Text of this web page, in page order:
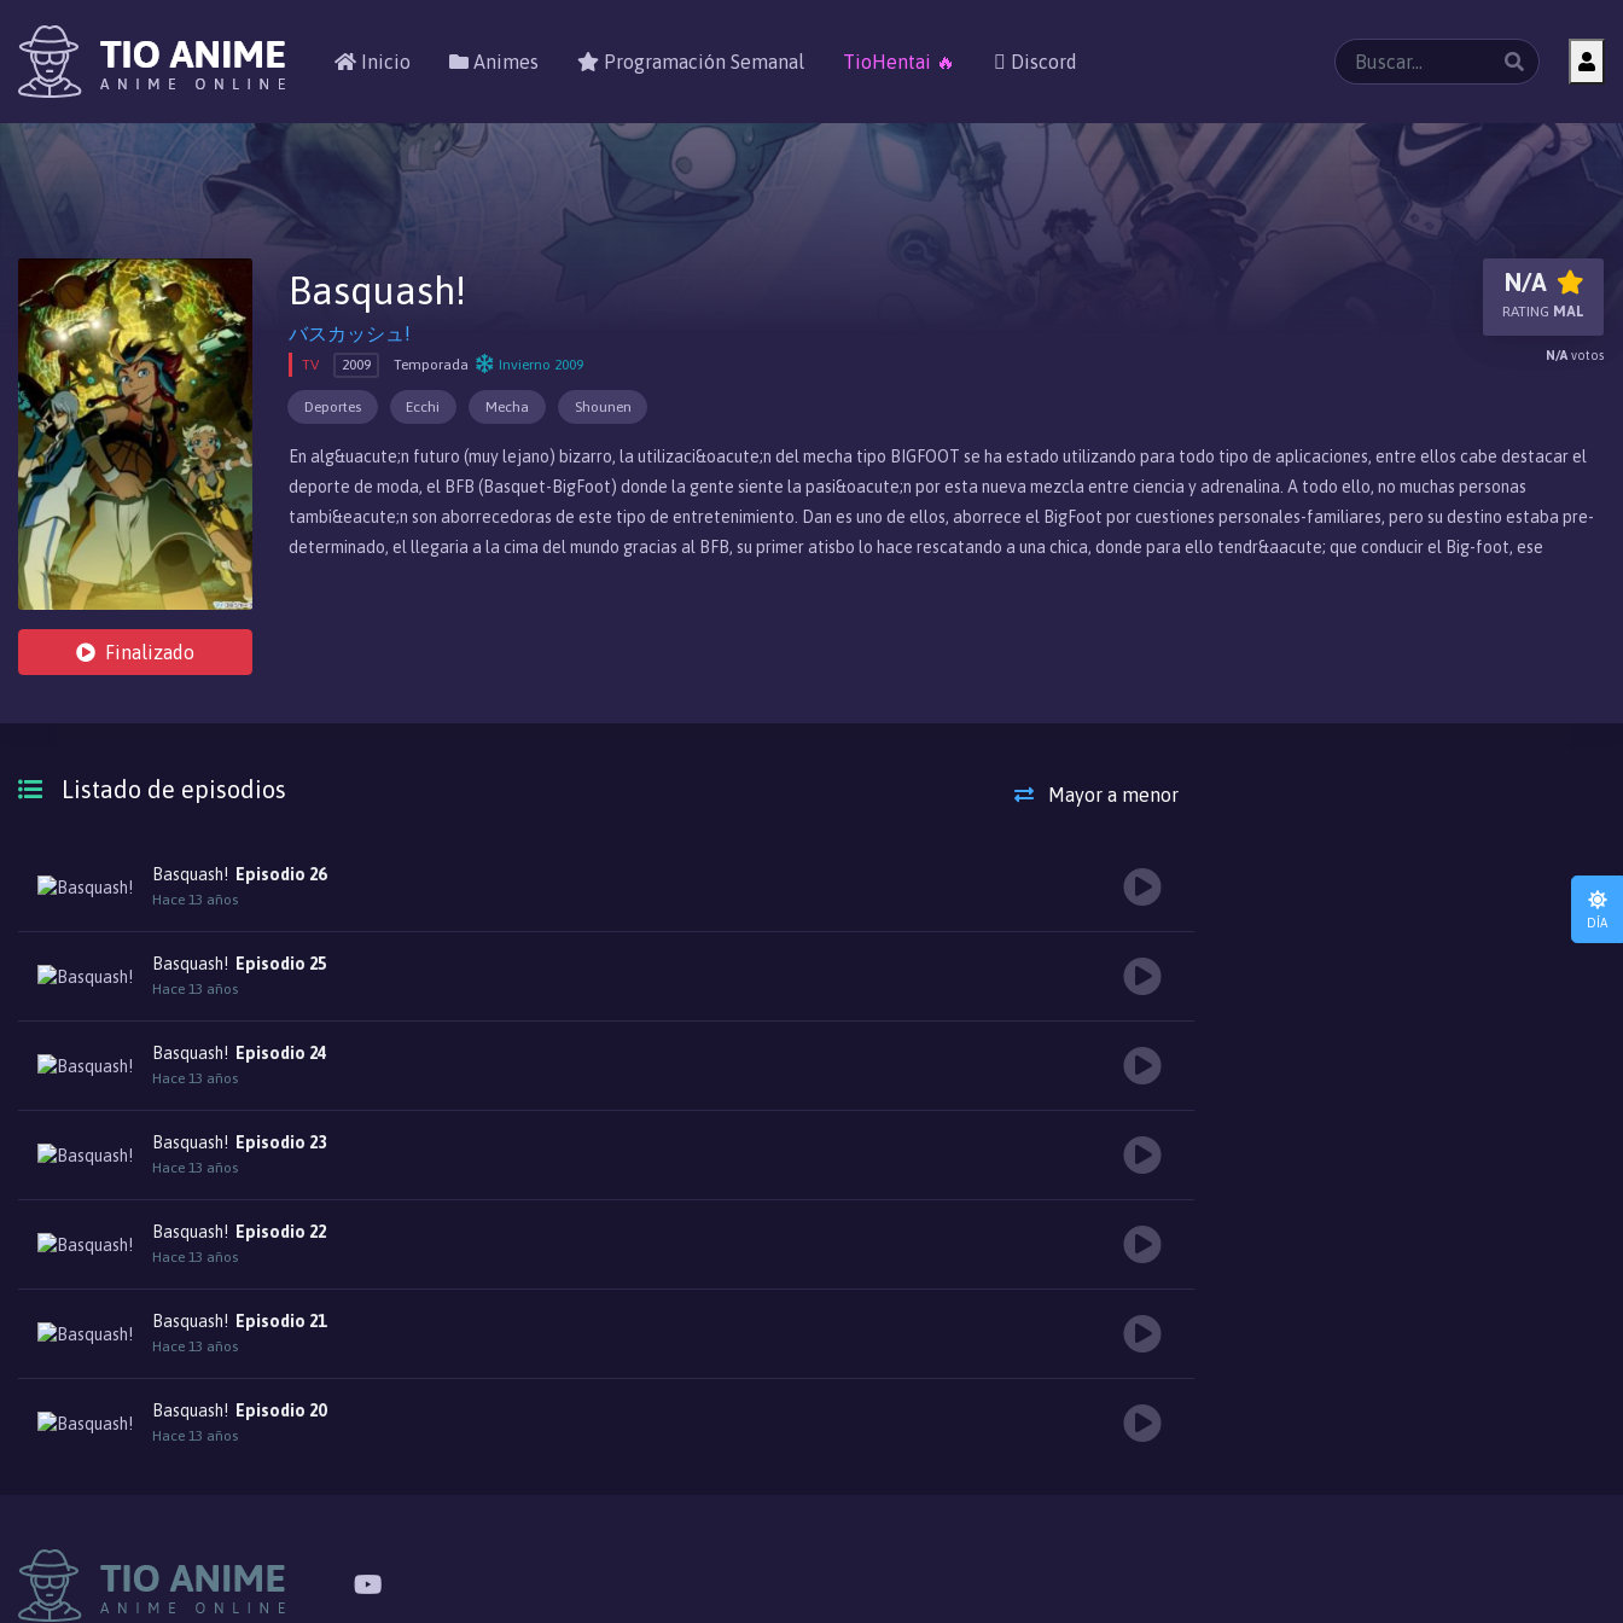
Inicio Animes Programación Semanal TioHentai 🔥 Discord
Finalizado
Basquash!
バスカッシュ!
TV 2009 Temporada Invierno 2009
Deportes Ecchi Mecha Shounen
En alg&uacute;n futuro (muy lejano) bizarro, la utilizaci&oacute;n del mecha tipo BIGFOOT se ha estado utilizando para todo tipo de aplicaciones, entre ellos cabe destacar el
deporte de moda, el BFB (Basquet-BigFoot) donde la gente siente la pasi&oacute;n por esta nueva mezcla entre ciencia y adrenalina. A todo ello, no muchas personas
tambi&eacute;n son aborrecedoras de este tipo de entretenimiento. Dan es uno de ellos, aborrece el BigFoot por cuestiones personales-familiares, pero su destino estaba pre-
determinado, el llegaria a la cima del mundo gracias al BFB, su primer atisbo lo hace rescatando a una chica, donde para ello tendr&aacute; que conducir el Big-foot, ese
N/A
RATING MAL
N/A votos
Listado de episodios Mayor a menor
Basquash! Episodio 26
Hace 13 años
Basquash! Episodio 25
Hace 13 años
Basquash! Episodio 24
Hace 13 años
Basquash! Episodio 23
Hace 13 años
Basquash! Episodio 22
Hace 13 años
Basquash! Episodio 21
Hace 13 años
Basquash! Episodio 20
Hace 13 años
Basquash! Episodio 18
Hace 13 años
DÍA